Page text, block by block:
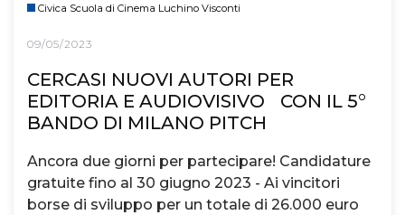
Civica Scuola di Cinema Luchino Visconti
09/05/2023
CERCASI NUOVI AUTORI PER
EDITORIA E AUDIOVISIVO CON IL 5°
BANDO DI MILANO PITCH
Ancora due giorni per partecipare! Candidature
gratuite fino al 30 giugno 2023 - Ai vincitori
borse di sviluppo per un totale di 26.000 euro